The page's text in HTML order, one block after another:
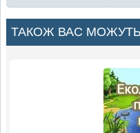
ТАКОЖ ВАС МОЖУТЬ